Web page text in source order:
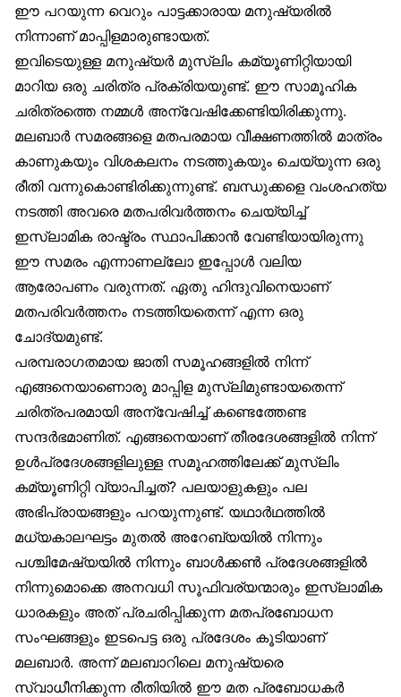
ഈ പറയുന്ന വെറും പാട്ടക്കാരായ മനുഷ്യരിൽ
നിന്നാണ് മാപ്പിളമാരുണ്ടായത്.
ഇവിടെയുള്ള മനുഷ്യർ മുസ്‌ലിം കമ്യൂണിറ്റിയായി
മാറിയ ഒരു ചരിത്ര പ്രക്രിയയുണ്ട്. ഈ സാമൂഹിക
ചരിത്രത്തെ നമ്മൾ അന്വേഷിക്കേണ്ടിയിരിക്കുന്നു.
മലബാർ സമരങ്ങളെ മതപരമായ വീക്ഷണത്തിൽ മാത്രം
കാണുകയും വിശകലനം നടത്തുകയും ചെയ്യുന്ന ഒരു
രീതി വന്നുകൊണ്ടിരിക്കുന്നുണ്ട്. ബന്ധുക്കളെ വംശഹത്യ
നടത്തി അവരെ മതപരിവർത്തനം ചെയ്യിച്ച്
ഇസ്‌ലാമിക രാഷ്ട്രം സ്ഥാപിക്കാൻ വേണ്ടിയായിരുന്നു
ഈ സമരം എന്നാണല്ലോ ഇപ്പോൾ വലിയ
ആരോപണം വരുന്നത്. ഏതു ഹിന്ദുവിനെയാണ്
മതപരിവർത്തനം നടത്തിയതെന്ന് എന്ന ഒരു
ചോദ്യമുണ്ട്.
പരമ്പരാഗതമായ ജാതി സമൂഹങ്ങളിൽ നിന്ന്
എങ്ങനെയാണൊരു മാപ്പിള മുസ്‌ലിമുണ്ടായതെന്ന്
ചരിത്രപരമായി അന്വേഷിച്ച് കണ്ടെത്തേണ്ട
സന്ദർഭമാണിത്. എങ്ങനെയാണ് തീരദേശങ്ങളിൽ നിന്ന്
ഉൾപ്രദേശങ്ങളിലുള്ള സമൂഹത്തിലേക്ക് മുസ്‌ലിം
കമ്യൂണിറ്റി വ്യാപിച്ചത്? പലയാളുകളും പല
അഭിപ്രായങ്ങളും പറയുന്നുണ്ട്. യഥാർഥത്തിൽ
മധ്യകാലഘട്ടം മുതൽ അറേബ്യയിൽ നിന്നും
പശ്ചിമേഷ്യയിൽ നിന്നും ബാൾക്കൺ പ്രദേശങ്ങളിൽ
നിന്നുമൊക്കെ അനവധി സൂഫിവര്യന്മാരും ഇസ്‌ലാമിക
ധാരകളും അത് പ്രചരിപ്പിക്കുന്ന മതപ്രബോധന
സംഘങ്ങളും ഇടപെട്ട ഒരു പ്രദേശം കൂടിയാണ്
മലബാർ. അന്ന് മലബാറിലെ മനുഷ്യരെ
സ്വാധീനിക്കുന്ന രീതിയിൽ ഈ മത പ്രബോധകർ